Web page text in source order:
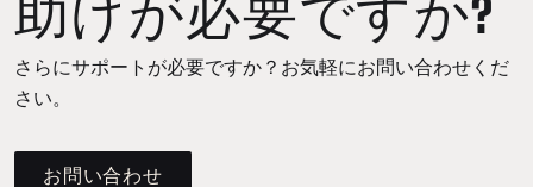
さらにサポートが必要ですか？お気軽にお問い合わせくだ
さい。
お問い合わせ